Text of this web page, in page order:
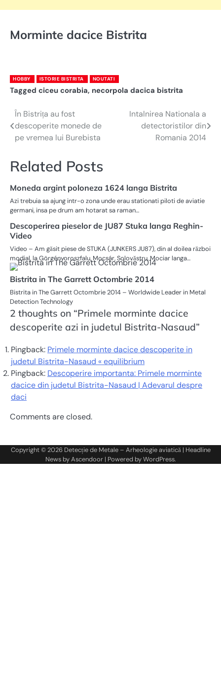
Morminte dacice Bistrita
HOBBY ISTORIE BISTRITA NOUTATI
Tagged ciceu corabia, necorpola dacica bistrita
Navigare
în
În Bistrița au fost
descoperite monede de
pe vremea lui Burebista
Intalnirea Nationala a
detectoristilor din
Romania 2014
Related Posts
Moneda argint poloneza 1624 langa Bistrita
Azi trebuia sa ajung intr-o zona unde erau stationati piloti de aviatie
germani, insa pe drum am hotarat sa raman…
Descoperirea pieselor de JU87 Stuka langa Reghin-
Video
Video – Am găsit piese de STUKA (JUNKERS JU87), din al doilea război
modial, la Görgényoroszfalu, Mocsár, Solovăstru, Mociar langa…
Bistrita in The Garrett Octombrie 2014
Bistrita in The Garrett Octombrie 2014 – Worldwide Leader in Metal
Detection Technology
2 thoughts on “Primele morminte dacice
descoperite azi in judetul Bistrita-Nasaud”
Pingback: Primele morminte dacice descoperite in
judetul Bistrita-Nasaud « equilibrium
Pingback: Descoperire importanta: Primele morminte
dacice din judetul Bistrita-Nasaud | Adevarul despre
daci
Comments are closed.
Copyright © 2026 Detecție de Metale – Arheologie aviatică| Headline
News byAscendoor| Powered byWordPress.